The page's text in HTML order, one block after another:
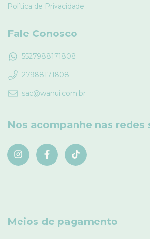
Política de Privacidade
Fale Conosco
5527988171808
27988171808
sac@wanui.com.br
Nos acompanhe nas redes
Meios de pagamento